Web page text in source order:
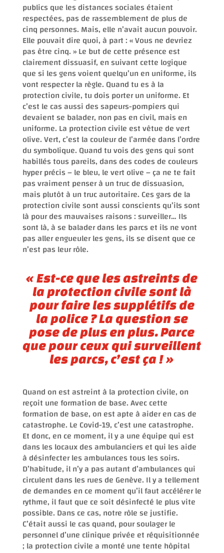
publics que les distances sociales étaient
respectées, pas de rassemblement de plus de
cinq personnes. Mais, elle n’avait aucun pouvoir.
Elle pouvait dire quoi, à part : « Vous ne devriez
pas être cinq. » Le but de cette présence est
clairement dissuasif, en suivant cette logique
que si les gens voient quelqu’un en uniforme, ils
vont respecter la règle. Quand tu es à la
protection civile, tu dois porter un uniforme. Et
c’est le cas aussi des sapeurs-pompiers qui
devaient se balader, non pas en civil, mais en
uniforme. La protection civile est vêtue de vert
olive. Vert, c’est la couleur de l’armée dans l’ordre
du symbolique. Quand tu vois des gens qui sont
habillés tous pareils, dans des codes de couleurs
hyper précis – le bleu, le vert olive – ça ne te fait
pas vraiment penser à un truc de dissuasion,
mais plutôt à un truc autoritaire. Ces gars de la
protection civile sont aussi conscients qu’ils sont
là pour des mauvaises raisons : surveiller… Ils
sont là, à se balader dans les parcs et ils ne vont
pas aller engueuler les gens, ils se disent que ce
n’est pas leur rôle.
«Est-ce que les astreints de
la protection civile sont là
pour faire les supplétifs de
la police ? La question se
pose de plus en plus. Parce
que pour ceux qui surveillent
les parcs, c’est ça ! »
Quand on est astreint à la protection civile, on
reçoit une formation de base. Avec cette
formation de base, on est apte à aider en cas de
catastrophe. Le Covid-19, c’est une catastrophe.
Et donc, en ce moment, il y a une équipe qui est
dans les locaux des ambulanciers et qui les aide
à désinfecter les ambulances tous les soirs.
D’habitude, il n’y a pas autant d’ambulances qui
circulent dans les rues de Genève. Il y a tellement
de demandes en ce moment qu’il faut accélérer le
rythme, il faut que ce soit désinfecté le plus vite
possible. Dans ce cas, notre rôle se justifie.
C’était aussi le cas quand, pour soulager le
personnel d’une clinique privée et réquisitionnée
; la protection civile a monté une tente hôpital